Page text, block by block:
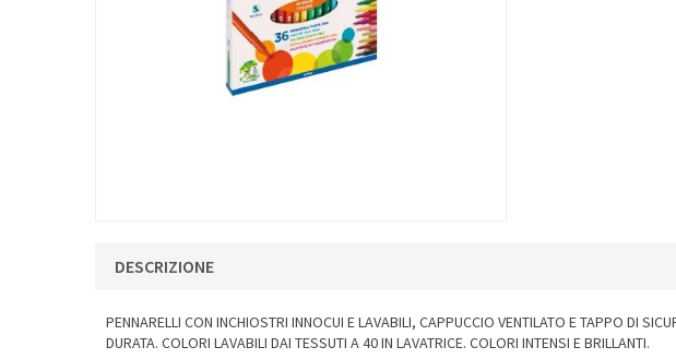
DESCRIZIONE
PENNARELLI CON INCHIOSTRI INNOCUI E LAVABILI, CAPPUCCIO VENTILATO E TAPPO DI
DURATA. COLORI LAVABILI DAI TESSUTI A 40 IN LAVATRICE. COLORI INTENSI E BRILLANTI.